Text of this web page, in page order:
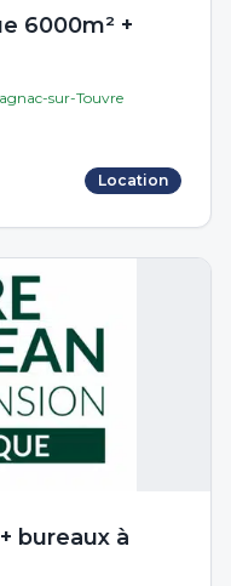
6000m² +
sur-Touvre
Location
bureaux à